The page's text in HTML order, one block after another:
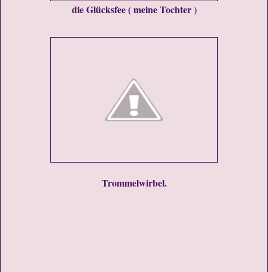
die Glücksfee ( meine Tochter )
Trommelwirbel.